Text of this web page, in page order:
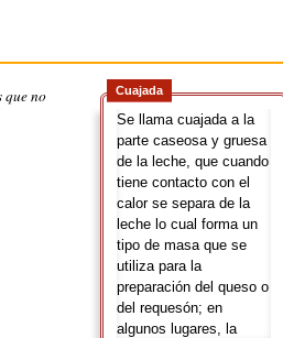
que no Cuajada
Se llama cuajada a la
parte caseosa y gruesa
de la leche, que cuando
tiene contacto con el
calor se separa de la
leche lo cual forma un
tipo de masa que se
utiliza para la
preparación del queso o
del requesón; en
algunos lugares, la